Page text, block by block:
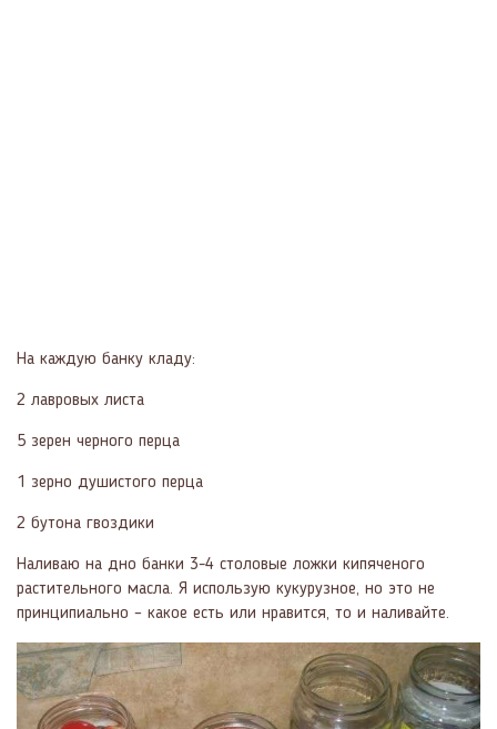
На каждую банку кладу:
2 лавровых листа
5 зерен черного перца
1 зерно душистого перца
2 бутона гвоздики
Наливаю на дно банки 3-4 столовые ложки кипяченого
растительного масла. Я использую кукурузное, но это не
принципиально – какое есть или нравится, то и наливайте.